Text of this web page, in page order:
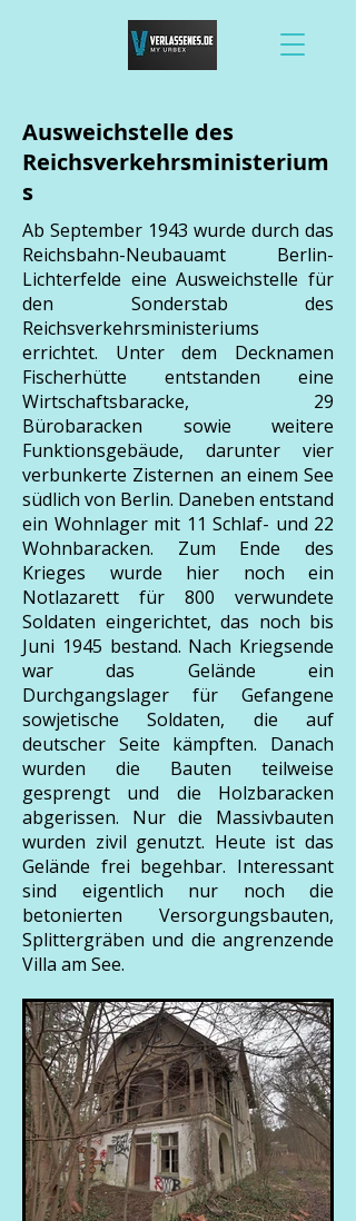
Ausweichstelle des
Reichsverkehrsministerium
s
Ab September 1943 wurde durch das
Reichsbahn-Neubauamt Berlin-
Lichterfelde eine Ausweichstelle für
den Sonderstab des
Reichsverkehrsministeriums
errichtet. Unter dem Decknamen
Fischerhütte entstanden eine
Wirtschaftsbaracke, 29
Bürobaracken sowie weitere
Funktionsgebäude, darunter vier
verbunkerte Zisternen an einem See
südlich von Berlin. Daneben entstand
ein Wohnlager mit 11 Schlaf- und 22
Wohnbaracken. Zum Ende des
Krieges wurde hier noch ein
Notlazarett für 800 verwundete
Soldaten eingerichtet, das noch bis
Juni 1945 bestand. Nach Kriegsende
war das Gelände ein
Durchgangslager für Gefangene
sowjetische Soldaten, die auf
deutscher Seite kämpften. Danach
wurden die Bauten teilweise
gesprengt und die Holzbaracken
abgerissen. Nur die Massivbauten
wurden zivil genutzt. Heute ist das
Gelände frei begehbar. Interessant
sind eigentlich nur noch die
betonierten Versorgungsbauten,
Splittergräben und die angrenzende
Villa am See.